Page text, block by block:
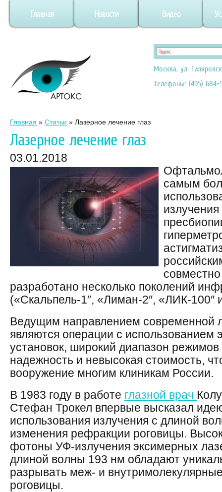
Главная Новости Видео
Москва, ул.
Телефоны: (495) 684-
Главная » Статьи » Лазерное лечение глаз
Лазерное лечение глаз
03.01.2018
самым
разработано несколько поколений
(«Скальпель-1″, «Лиман-2″, «ЛИК-100″
Ведущим направлением современной
являются операции с использованием
установок, широкий диапазон режимов
надежность и невысокая стоимость,
вооружение многим клиникам России.
В 1983 году в работе глазной врач
Стефан Трокел впервые высказал
использования излучения с длиной
изменения рефракции роговицы.
фотоны УФ-излучения эксимерных
длиной волны 193 нм обладают
разрывать меж- и
роговицы.